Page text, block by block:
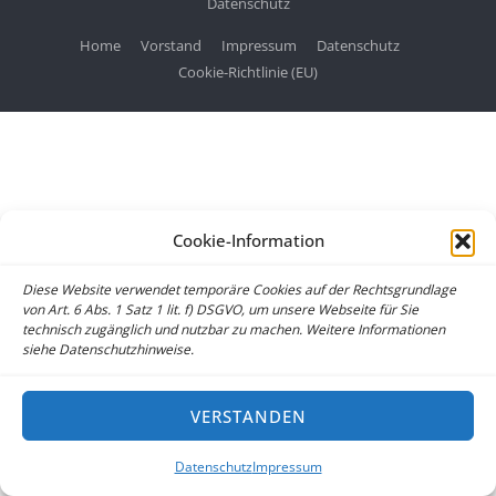
Cookie-Information
Diese Website verwendet temporäre Cookies auf der Rechtsgrundlage
von Art. 6 Abs. 1 Satz 1 lit. f) DSGVO, um unsere Webseite für Sie
technisch zugänglich und nutzbar zu machen. Weitere Informationen
siehe Datenschutzhinweise.
VERSTANDEN
DatenschutzImpressum
Home Vorstand Impressum
Datenschutz
Cookie-Richtlinie (EU)